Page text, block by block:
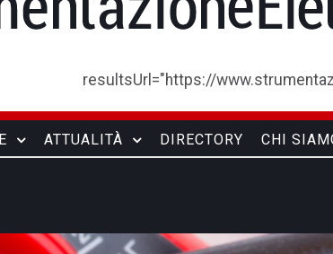
resultsUrl="https://
ATTUALITÀ DIRECTORY CHI